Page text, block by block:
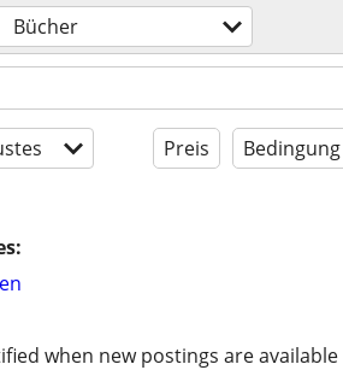
Bücher
Preis Bedingung
when new postings are available